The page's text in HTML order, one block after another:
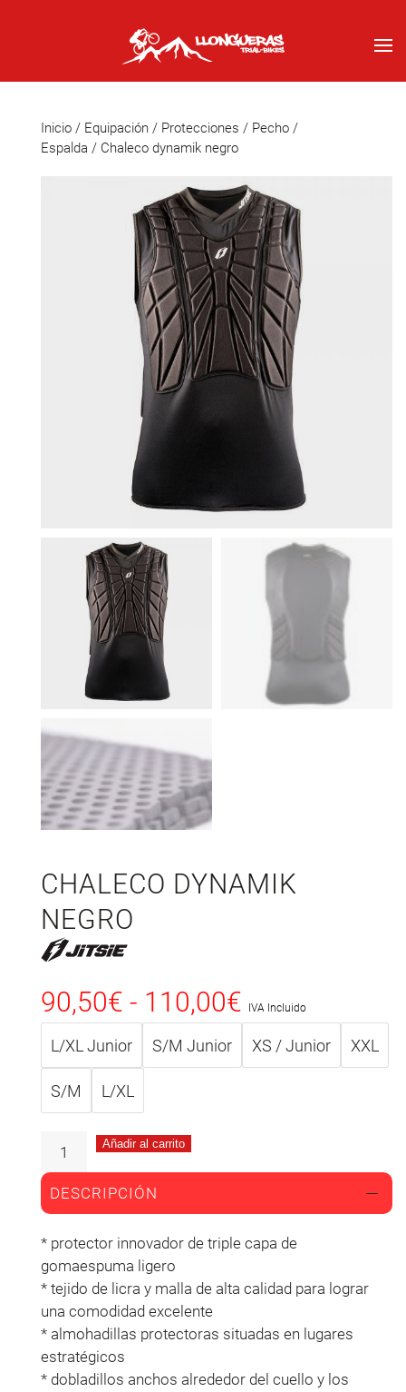
Inicio / Equipación / Protecciones / Pecho /
Espalda / Chaleco dynamik negro
CHALECO DYNAMIK
NEGRO
90,50€ - 110,00€ IVA Incluido
L/XL Junior S/M Junior XS / Junior XXL
S/M L/XL
Añadir al carrito
DESCRIPCIÓN
* protector innovador de triple capa de
gomaespuma ligero
* tejido de licra y malla de alta calidad para lograr
una comodidad excelente
* almohadillas protectoras situadas en lugares
estratégicos
* dobladillos anchos alrededor del cuello y los